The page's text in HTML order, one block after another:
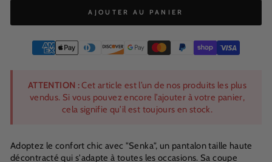
AJOUTER AU PANIER
ATTENTION :Cet article est l’un de nos produits les plus
vendus. Si vous pouvez encore l’ajouter à votre panier,
cela signifie qu’il est toujours en stock.
Adoptez le confort chic avec "Senka", un pantalon taille haute
décontracté qui s'adapte à toutes les occasions. Sa coupe